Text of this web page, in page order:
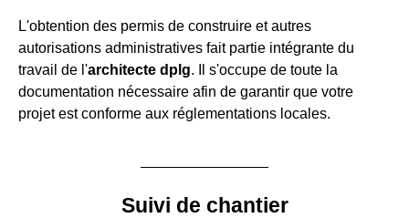
L'obtention des permis de construire et autres
autorisations administratives fait partie intégrante du
travail de l'architecte dplg. Il s'occupe de toute la
documentation nécessaire afin de garantir que votre
projet est conforme aux réglementations locales.
Suivi de chantier